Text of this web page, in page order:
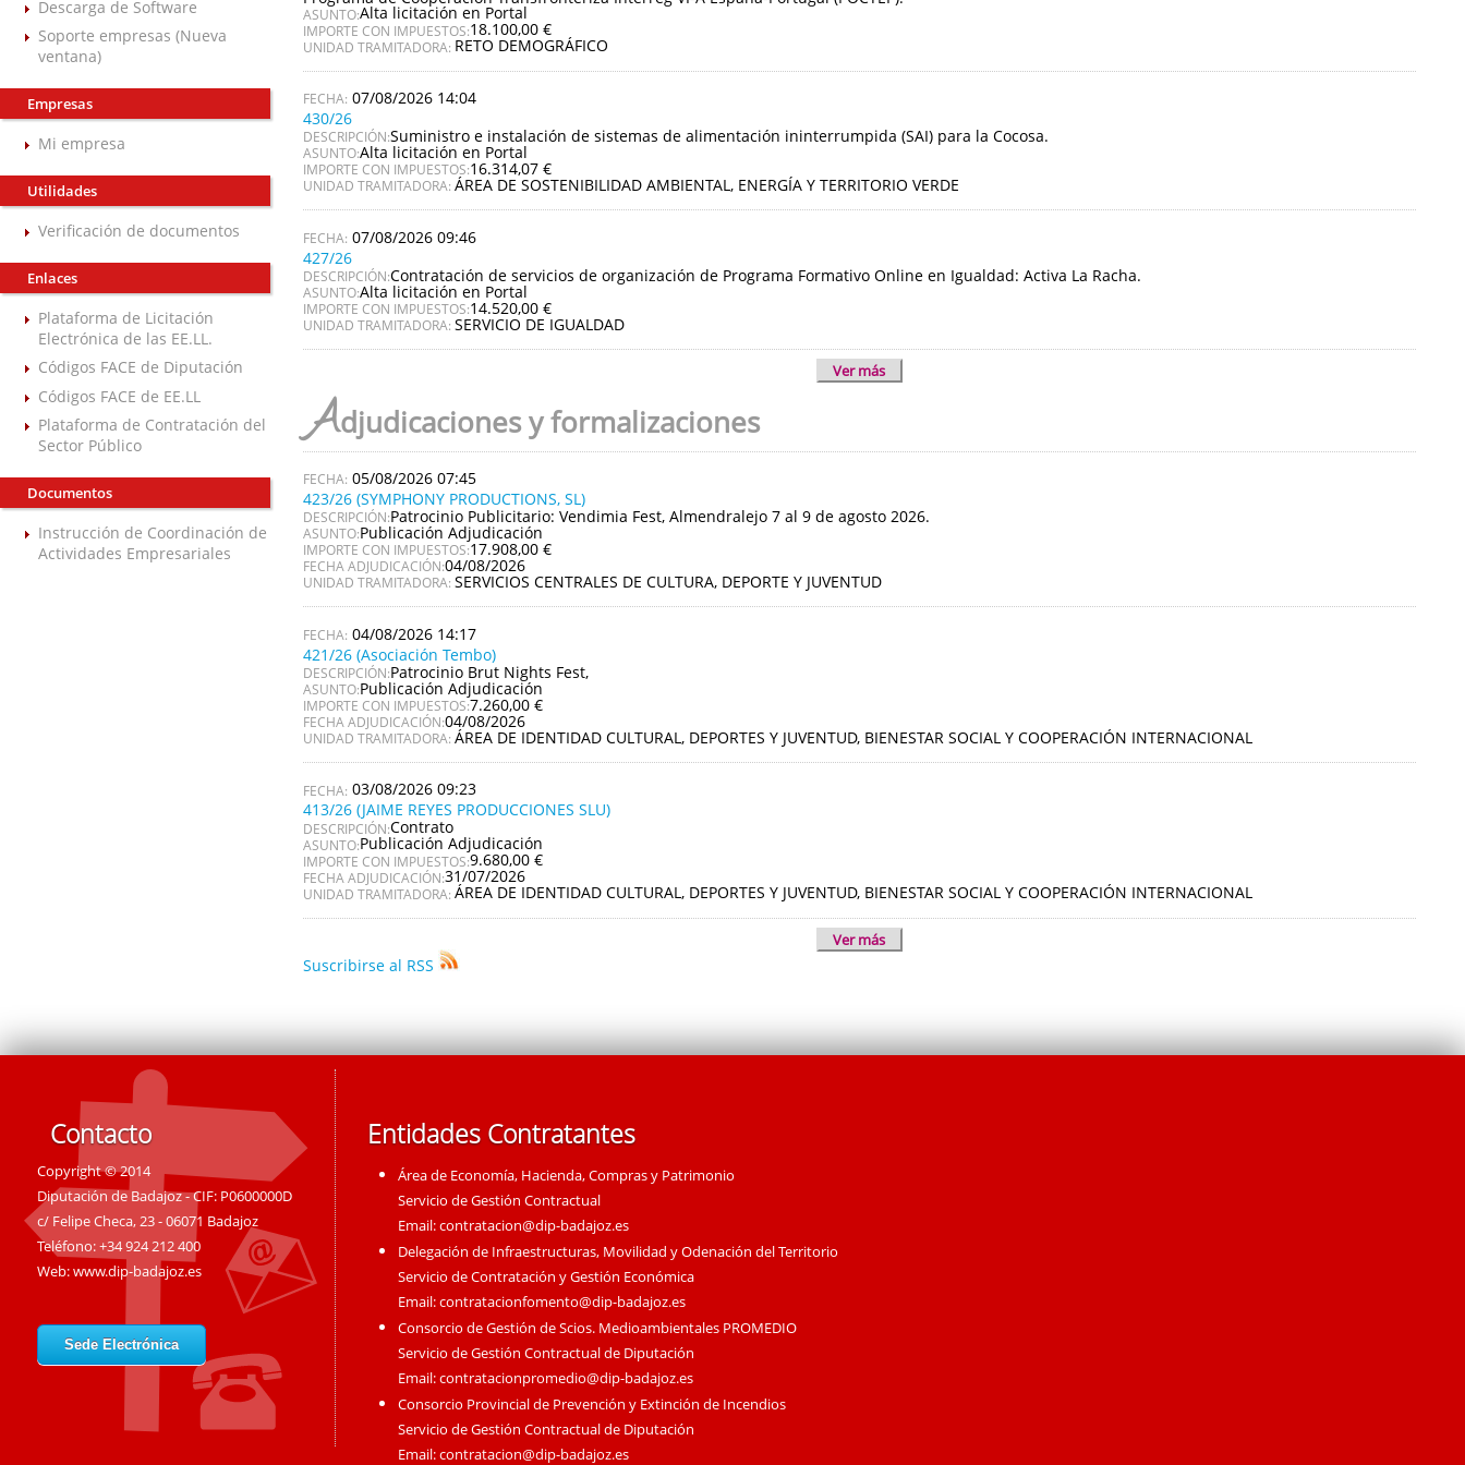
Descarga de Software
Soporte empresas (Nueva
ventana)
Empresas
Mi empresa
Utilidades
Verificación de documentos
Enlaces
Plataforma de Licitación
Electrónica de las EE.LL.
Códigos FACE de Diputación
Códigos FACE de EE.LL
Plataforma de Contratación del
Sector Público
Documentos
Instrucción de Coordinación de
Actividades Empresariales
ASUNTO:Alta licitación en Portal
IMPORTE CON IMPUESTOS:18.100,00 €
UNIDAD TRAMITADORA: RETO DEMOGRÁFICO
07/08/2026 14:04
430/26
DESCRIPCIÓN:Suministro e instalación de sistemas de alimentación ininterrumpida (SAI) para la Cocosa.
ASUNTO:Alta licitación en Portal
IMPORTE CON IMPUESTOS:16.314,07 €
UNIDAD TRAMITADORA: ÁREA DE SOSTENIBILIDAD AMBIENTAL, ENERGÍA Y TERRITORIO VERDE
07/08/2026 09:46
427/26
DESCRIPCIÓN:Contratación de servicios de organización de Programa Formativo Online en Igualdad: Activa La Racha.
ASUNTO:Alta licitación en Portal
IMPORTE CON IMPUESTOS:14.520,00 €
UNIDAD TRAMITADORA: SERVICIO DE IGUALDAD
Ver más
Adjudicaciones y formalizaciones
05/08/2026 07:45
423/26 (SYMPHONY PRODUCTIONS, SL)
DESCRIPCIÓN:Patrocinio Publicitario: Vendimia Fest, Almendralejo 7 al 9 de agosto 2026.
ASUNTO:Publicación Adjudicación
IMPORTE CON IMPUESTOS:17.908,00 €
FECHA ADJUDICACIÓN:04/08/2026
UNIDAD TRAMITADORA: SERVICIOS CENTRALES DE CULTURA, DEPORTE Y JUVENTUD
04/08/2026 14:17
421/26 (Asociación Tembo)
DESCRIPCIÓN:Patrocinio Brut Nights Fest,
ASUNTO:Publicación Adjudicación
IMPORTE CON IMPUESTOS:7.260,00 €
FECHA ADJUDICACIÓN:04/08/2026
UNIDAD TRAMITADORA: ÁREA DE IDENTIDAD CULTURAL, DEPORTES Y JUVENTUD, BIENESTAR SOCIAL Y COOPERACIÓN INTERNACIONAL
03/08/2026 09:23
413/26 (JAIME REYES PRODUCCIONES SLU)
DESCRIPCIÓN:Contrato
ASUNTO:Publicación Adjudicación
IMPORTE CON IMPUESTOS:9.680,00 €
FECHA ADJUDICACIÓN:31/07/2026
UNIDAD TRAMITADORA: ÁREA DE IDENTIDAD CULTURAL, DEPORTES Y JUVENTUD, BIENESTAR SOCIAL Y COOPERACIÓN INTERNACIONAL
Ver más
Suscribirse al RSS
Contacto
Copyright © 2014
Diputación de Badajoz - CIF: P0600000D
c/ Felipe Checa, 23 - 06071 Badajoz
Teléfono: +34 924 212 400
Web:www.dip-badajoz.es
Sede Electrónica
Entidades Contratantes
Área de Economía, Hacienda, Compras y Patrimonio
Servicio de Gestión Contractual
Email:contratacion@dip-badajoz.es
Delegación de Infraestructuras, Movilidad y Odenación del Territorio
Servicio de Contratación y Gestión Económica
Email:contratacionfomento@dip-badajoz.es
Consorcio de Gestión de Scios. Medioambientales PROMEDIO
Servicio de Gestión Contractual de Diputación
Email:contratacionpromedio@dip-badajoz.es
Consorcio Provincial de Prevención y Extinción de Incendios
Servicio de Gestión Contractual de Diputación
Email:contratacion@dip-badajoz.es